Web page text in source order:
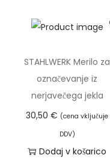
STAHLWERK Merilo za
označevanje iz
nerjavečega jekla
30,50€ (cena vključuje
DDV)
Dodaj v košarico